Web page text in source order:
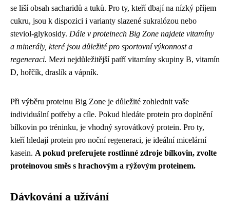
se liší obsah sacharidů a tuků. Pro ty, kteří dbají na nízký příjem
cukru, jsou k dispozici i varianty slazené sukralózou nebo
steviol-glykosidy. Dále v proteinech Big Zone najdete vitamíny
a minerály, které jsou důležité pro sportovní výkonnost a
regeneraci. Mezi nejdůležitější patří vitamíny skupiny B, vitamín
D, hořčík, draslík a vápník.
Při výběru proteinu Big Zone je důležité zohlednit vaše
individuální potřeby a cíle. Pokud hledáte protein pro doplnění
bílkovin po tréninku, je vhodný syrovátkový protein. Pro ty,
kteří hledají protein pro noční regeneraci, je ideální micelární
kasein. A pokud preferujete rostlinné zdroje bílkovin, zvolte
proteinovou směs s hrachovým a rýžovým proteinem.
Dávkování a užívání